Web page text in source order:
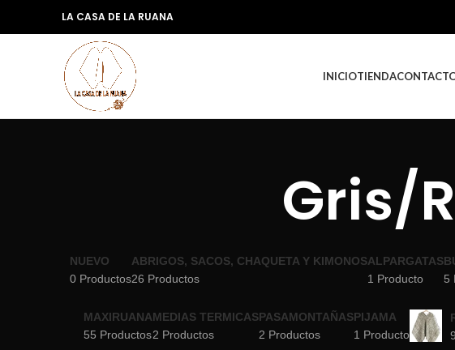
LA CASA DE LA RUANA
INICIOTIENDA
Gris/
NUEVO
0 Productos
ABRIGOS, SACOS, CHAQUETA Y KIMONOS
26 Productos
ALPARGATAS
1 Producto
5
MAXIRUANA
55 Productos
MEDIAS TERMICAS
2 Productos
PASAMONTAÑAS
2 Productos
PIJAMA
1 Producto